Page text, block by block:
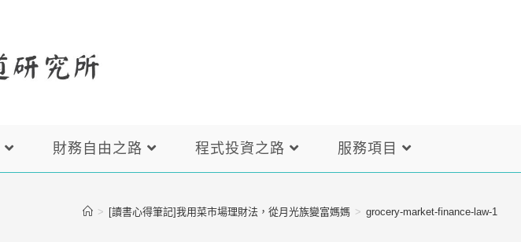
財務自由之路 程式投資之路 服務項目
> [讀書心得筆記]我用菜市場理財法，從月光族變富媽媽 > grocery-market-finance-law-1